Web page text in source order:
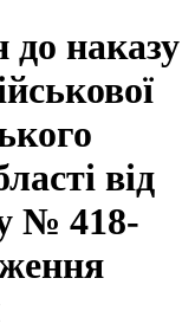
до наказу
від
№ 418-